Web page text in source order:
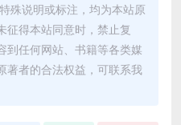
殊说明或标注，均为本站原
征得本站同意时，禁止复
到任何网站、书籍等各类媒
著者的合法权益，可联系我